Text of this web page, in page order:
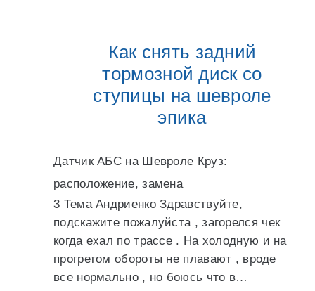
Как снять задний
тормозной диск со
ступицы на шевроле
эпика
Датчик АБС на Шевроле Круз:
расположение, замена
3 Тема Андриенко Здравствуйте,
подскажите пожалуйста , загорелся чек
когда ехал по трассе . На холодную и на
прогретом обороты не плавают , вроде
все нормально , но боюсь что в…